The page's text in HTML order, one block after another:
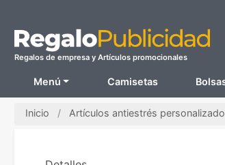
Regalos de empresa y Artículos promocionales
Menú Camisetas
Inicio Artículos antiestrés